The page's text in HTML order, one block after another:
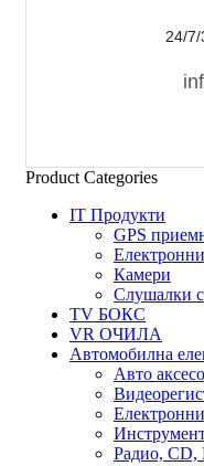
24/
Product Categories
IT Продукти
GPS
Камери
Слушалки
TV БОКС
VR ОЧИЛА
Автомобилна
Авто
Електронни
Радио, CD,